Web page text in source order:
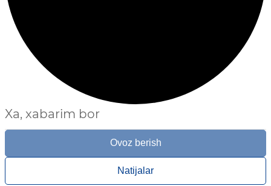
Xa, xabarim bor
Ovoz berish
Natijalar